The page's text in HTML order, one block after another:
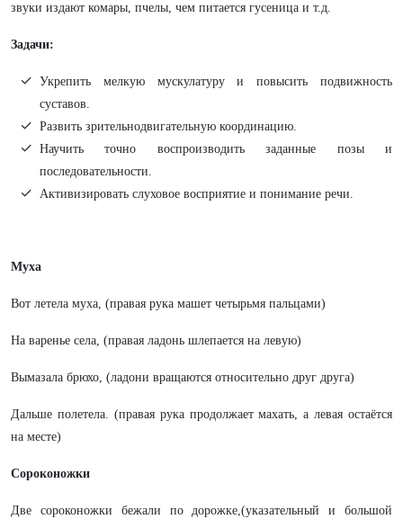
звуки издают комары, пчелы, чем питается гусеница и т.д.
Задачи:
Укрепить мелкую мускулатуру и повысить подвижность
суставов.
Развить зрительнодвигательную координацию.
Научить точно воспроизводить заданные позы и
последовательности.
Активизировать слуховое восприятие и понимание речи.
Муха
Вот летела муха, (правая рука машет четырьмя пальцами)
На варенье села, (правая ладонь шлепается на левую)
Вымазала брюхо, (ладони вращаются относительно друг друга)
Дальше полетела. (правая рука продолжает махать, а левая остаётся
на месте)
Сороконожки
Две сороконожки бежали по дорожке,(указательный и большой